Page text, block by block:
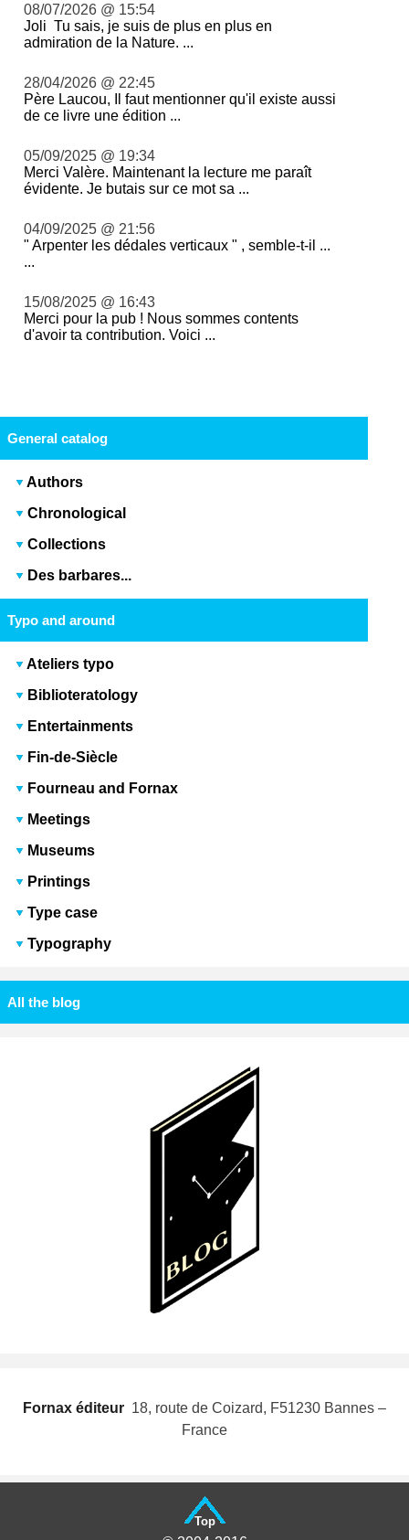
08/07/2026 @ 15:54
Joli Tu sais, je suis de plus en plus en
admiration de la Nature. ...
28/04/2026 @ 22:45
Père Laucou, Il faut mentionner qu'il existe aussi
de ce livre une édition ...
05/09/2025 @ 19:34
Merci Valère. Maintenant la lecture me paraît
évidente. Je butais sur ce mot sa ...
04/09/2025 @ 21:56
" Arpenter les dédales verticaux " , semble-t-il ...
...
15/08/2025 @ 16:43
Merci pour la pub ! Nous sommes contents
d'avoir ta contribution. Voici ...
General catalog
Authors
Chronological
Collections
Des barbares...
Typo and around
Ateliers typo
Biblioteratology
Entertainments
Fin-de-Siècle
Fourneau and Fornax
Meetings
Museums
Printings
Type case
Typography
All the blog
Fornax éditeur  18, route de Coizard, F51230 Bannes –
France
Top